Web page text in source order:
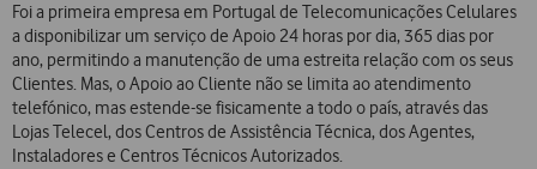
Foi a primeira empresa em Portugal de Telecomunicações Celulares
a disponibilizar um serviço de Apoio 24 horas por dia, 365 dias por
ano, permitindo a manutenção de uma estreita relação com os seus
Clientes. Mas, o Apoio ao Cliente não se limita ao atendimento
telefónico, mas estende-se fisicamente a todo o país, através das
Lojas Telecel, dos Centros de Assistência Técnica, dos Agentes,
Instaladores e Centros Técnicos Autorizados.